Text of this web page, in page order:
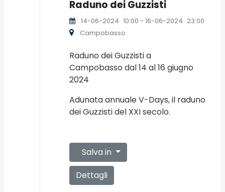
Raduno dei Guzzisti
14-06-2024 10:00 - 16-06-2024 23:00
Campobasso
Raduno dei Guzzisti a
Campobasso dal 14 al 16 giugno
2024
Adunata annuale V-Days, il raduno
dei Guzzisti del XXI secolo.
Salva in
Dettagli